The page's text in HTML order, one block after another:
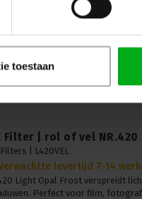
toestaan
| rol NR.416 | Maat: 7,62m x 1,22m
Filter | rol of vel
Filters | L420VEL
levertijd 7-14
Light Opal Frost verspreidt
Perfect voor film,